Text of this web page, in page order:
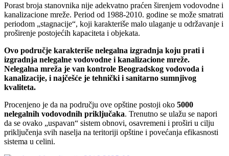
Porast broja stanovnika nije adekvatno praćen širenjem vodovodne i
kanalizacione mreže. Period od 1988-2010. godine se može smatrati
periodom „stagnacije“, koji karakteriše malo ulaganje u održavanje i
proširenje postojećih kapaciteta i objekata.
Ovo područje karakteriše nelegalna izgradnja koju prati i
izgradnja nelegalne vodovodne i kanalizacione mreže.
Nelegalna mreža je van kontrole Beogradskog vodovoda i
kanalizacije, i najčešće je tehnički i sanitarno sumnjivog
kvaliteta.
Procenjeno je da na području ove opštine postoji oko 5000
nelegalnih vodovodnih priključaka. Trenutno se ulažu se napori
da se ovako „uspavan“ sistem obnovi, osavremeni i proširi u cilju
priključenja svih naselja na teritoriji opštine i povećanja efikasnosti
sistema u celini.